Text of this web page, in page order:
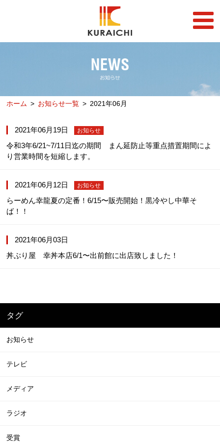
FRANCHISE
店舗一覧
らーめん店一覧
丼店一覧
DON STORE
テイクアウト/デリバリー
企業情報
採用情報
RECRUIT
ホーム お知らせ一覧 2021年06月
2021年06月19日 お知らせ
令和3年6/21~7/11日迄の期間 まん延防止等重点措置期間によ
り営業時間を短縮します。
2021年06月12日 お知らせ
らーめん幸龍夏の定番！6/15〜販売開始！黒冷やし中華そ
ば！！
2021年06月03日
丼ぶり屋 幸丼本店6/1〜出前館に出店致しました！
タグ
お知らせ
テレビ
メディア
ラジオ
受賞